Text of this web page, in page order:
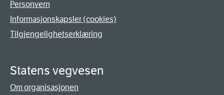
Personvern
Informasjonskapsler (cookies)
Tilgjengelighetserklæring
Statens vegvesen
Om organisasjonen